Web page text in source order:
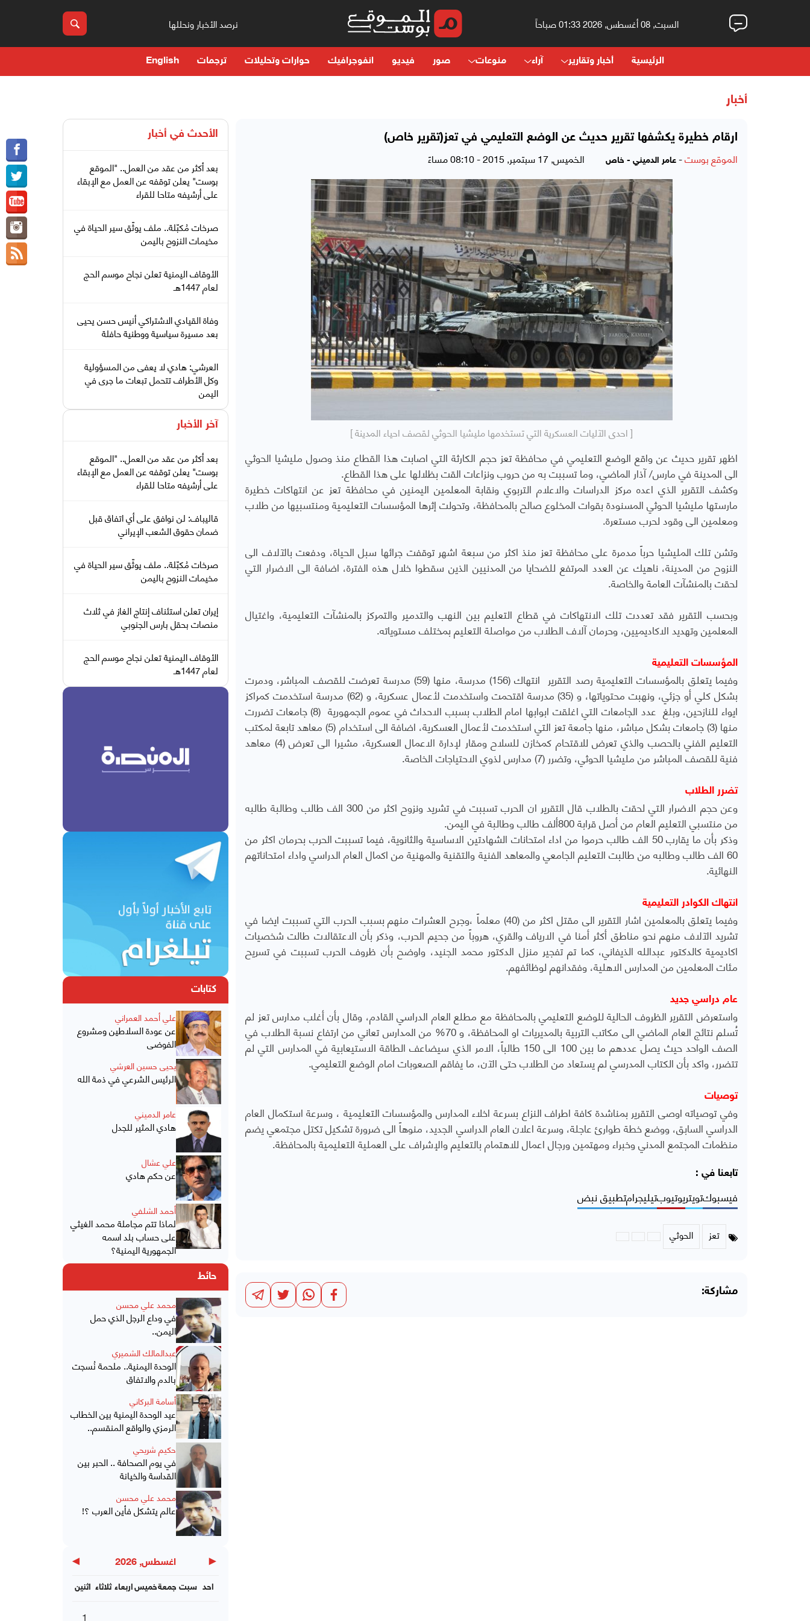
السبت, 08 أغسطس, 2026 01:33 صباحاً نرصد الأخبار ونحللها
الرئيسية أخبار وتقارير آراء منوعات صور فيديو انفوجرافيك حوارات وتحليلات ترجمات English
أخبار
ارقام خطيرة يكشفها تقرير حديث عن الوضع التعليمي في تعز(تقرير خاص)
الموقع بوست- عامر الدميني - خاص الخميس, 17 سبتمبر, 2015 - 08:10 مساءً
[ احدى الآليات العسكرية التي تستخدمها مليشيا الحوثي لقصف احياء المدينة ]
اظهر تقرير حديث عن واقع الوضع التعليمي في محافظة تعز حجم الكارثة التي اصابت هذا القطاع منذ وصول مليشيا الحوثي
الى المدينة في مارس/ آذار الماضي، وما تسببت به من حروب ونزاعات القت بظلالها على هذا القطاع.
وكشف التقرير الذي اعده مركز الدراسات والاعلام التربوي ونقابة المعلمين اليمنين في محافظة تعز عن انتهاكات خطيرة
مارستها مليشيا الحوثي المسنودة بقوات المخلوع صالح بالمحافظة، وتحولت إثرها المؤسسات التعليمية ومنتسبيها من طلاب
ومعلمين الى وقود لحرب مستعرة.
وتشن تلك المليشيا حرباً مدمرة على محافظة تعز منذ اكثر من سبعة اشهر توقفت جرائها سبل الحياة، ودفعت بالآلاف الى
النزوح من المدينة، ناهيك عن العدد المرتفع للضحايا من المدنيين الذين سقطوا خلال هذه الفترة، اضافة الى الاضرار التي
لحقت بالمنشآت العامة والخاصة.
وبحسب التقرير فقد تعددت تلك الانتهاكات في قطاع التعليم بين النهب والتدمير والتمركز بالمنشآت التعليمية، واغتيال
المعلمين وتهديد الاكاديميين، وحرمان آلاف الطلاب من مواصلة التعليم بمختلف مستوياته.
المؤسسات التعليمية
وفيما يتعلق بالمؤسسات التعليمية رصد التقرير انتهاك (156) مدرسة، منها (59) مدرسة تعرضت للقصف المباشر، ودمرت
بشكل كلي أو جزئي، ونهبت محتوياتها، و (35) مدرسة اقتحمت واستخدمت لأعمال عسكرية، و (62) مدرسة استخدمت كمراكز
ايواء للنازحين، وبلغ عدد الجامعات التي اغلقت ابوابها امام الطلاب بسبب الاحداث في عموم الجمهورية (8) جامعات تضررت
منها (3) جامعات بشكل مباشر، منها جامعة تعز التي استخدمت لأعمال العسكرية، اضافة الى استخدام (5) معاهد تابعة لمكتب
التعليم الفني بالحصب والذي تعرض للاقتحام كمخازن للسلاح ومقار لإدارة الاعمال العسكرية، مشيرا الى تعرض (4) معاهد
فنية للقصف المباشر من مليشيا الحوثي، وتضرر (7) مدارس لذوي الاحتياجات الخاصة.
تضرر الطلاب
وعن حجم الاضرار التي لحقت بالطلاب قال التقرير ان الحرب تسببت في تشريد ونزوح اكثر من 300 الف طالب وطالبة طالبه
من منتسبي التعليم العام من أصل قرابة 800ألف طالب وطالبة في اليمن.
وذكر بأن ما يقارب 50 الف طالب حرموا من اداء امتحانات الشهادتين الاساسية والثانوية، فيما تسببت الحرب بحرمان اكثر من
60 الف طالب وطالبه من طالبت التعليم الجامعي والمعاهد الفنية والتقنية والمهنية من اكمال العام الدراسي واداء امتحاناتهم
النهائية.
انتهاك الكوادر التعليمية
وفيما يتعلق بالمعلمين اشار التقرير الى مقتل اكثر من (40) معلماً ،وجرح العشرات منهم بسبب الحرب التي تسببت ايضا في
تشريد الآلاف منهم نحو مناطق أكثر أمنا في الارياف والقري، هروباً من جحيم الحرب، وذكر بأن الاعتقالات طالت شخصيات
اكاديمية كالدكتور عبدالله الذيفاني، كما تم تفجير منزل الدكتور محمد الجنيد، واوضح بأن ظروف الحرب تسببت في تسريح
مئات المعلمين من المدارس الاهلية، وفقدانهم لوظائفهم.
عام دراسي جديد
واستعرض التقرير الظروف الحالية للوضع التعليمي بالمحافظة مع مطلع العام الدراسي القادم، وقال بأن أغلب مدارس تعز لم
تُسلم نتائج العام الماضي الى مكاتب التربية بالمديريات او المحافظة، و 70% من المدارس تعاني من ارتفاع نسبة الطلاب في
الصف الواحد حيث يصل عددهم ما بين 100 الى 150 طالباً، الامر الذي سيضاعف الطاقة الاستيعابية في المدارس التي لم
تتضرر، واكد بأن الكتاب المدرسي لم يستعاد من الطلاب حتى الآن، ما يفاقم الصعوبات امام الوضع التعليمي.
توصيات
وفي توصياته اوصى التقرير بمناشدة كافة اطراف النزاع بسرعة اخلاء المدارس والمؤسسات التعليمية ، وسرعة استكمال العام
الدراسي السابق، ووضع خطة طوارئ عاجلة، وسرعة اعلان العام الدراسي الجديد، منوهاً الى ضرورة تشكيل تكتل مجتمعي يضم
منظمات المجتمع المدني وخبراء ومهتمين ورجال اعمال للاهتمام بالتعليم والإشراف على العملية التعليمية بالمحافظة.
تابعنا في :
فيسبوكتويتريوتيوبتيليجرامتطبيق نبض
تعز الحوثي
مشاركة:
الأحدث في أخبار
بعد أكثر من عقد من العمل.. "الموقع
بوست" يعلن توقفه عن العمل مع الإبقاء
على أرشيفه متاحا للقراء
صرخات مُكبّلة.. ملف يوثّق سير الحياة في
مخيمات النزوح باليمن
الأوقاف اليمنية تعلن نجاح موسم الحج
لعام 1447هـ
وفاة القيادي الاشتراكي أنيس حسن يحيى
بعد مسيرة سياسية ووطنية حافلة
العرشي: هادي لا يعفى من المسؤولية
وكل الأطراف تتحمل تبعات ما جرى في
اليمن
آخر الأخبار
بعد أكثر من عقد من العمل.. "الموقع
بوست" يعلن توقفه عن العمل مع الإبقاء
على أرشيفه متاحا للقراء
قاليباف: لن نوافق على أي اتفاق قبل
ضمان حقوق الشعب الإيراني
صرخات مُكبّلة.. ملف يوثّق سير الحياة في
مخيمات النزوح باليمن
إيران تعلن استئناف إنتاج الغاز في ثلاث
منصات بحقل بارس الجنوبي
الأوقاف اليمنية تعلن نجاح موسم الحج
لعام 1447هـ
كتابات
علي أحمد العمراني
عن عودة السلاطين ومشروع
الفوضى
يحيى حسين العرشي
الرئيس الشرعي في ذمة الله
عامر الدميني
هادي المثير للجدل
علي عشال
عن حكم هادي
أحمد الشلفي
لماذا تتم مجاملة محمد الغيثي
على حساب بلد اسمه
الجمهورية اليمنية؟
حائط
محمد علي محسن
في وداع الرجل الذي حمل
اليمن..
عبدالمالك الشميري
الوحدة اليمنية.. ملحمة نُسجت
بالدم والاتفاق
أسامة البركاني
عيد الوحدة اليمنية بين الخطاب
الرمزي والواقع المنقسم..
حكيم شريحي
في يوم الصحافة .. الحبر بين
القداسة والخيانة
محمد علي محسن
عالم يتشكل فأين العرب ؟!
◀ اغسطس, 2026 ▶
اثنين ثلاثاء اربعاءخميسجمعة سبت احد
1